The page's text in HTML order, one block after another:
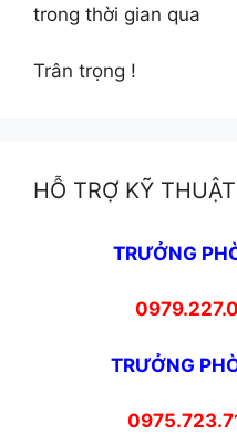
trong thời gian qua
Trân trọng !
HỖ TRỢ KỸ THUẬT
TRƯỞNG
TRƯỞNG